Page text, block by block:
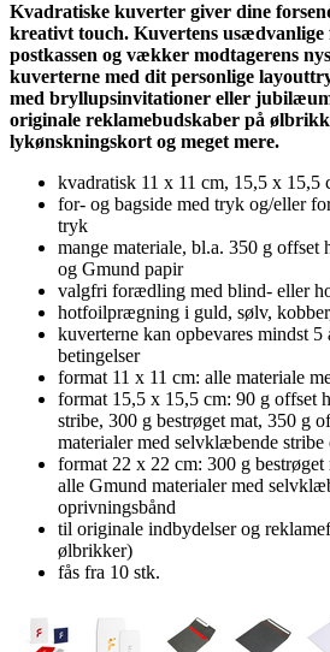
Kvadratiske kuverter giver dine
kreativt touch. Kuvertens
postkassen og vækker modtagerens
kuverterne med dit personlige
med bryllupsinvitationer eller
originale reklamebudskaber på
lykønskningskort og meget mere.
kvadratisk 11 x 11 cm, 15,5 x 15,5
for- og bagside med tryk og/eller
tryk
mange materiale, bl.a. 350 g offset
og Gmund papir
valgfri forædling med blind- eller
hotfoilprægning i guld, sølv,
kuverterne kan opbevares mindst 5
betingelser
format 11 x 11 cm: alle materiale
format 15,5 x 15,5 cm: 90 g offset
stribe, 300 g bestrøget mat, 350 g
materialer med selvklæbende
format 22 x 22 cm: 300 g
alle Gmund materialer med
oprivningsbånd
til originale indbydelser og
ølbrikker)
fås fra 10 stk.